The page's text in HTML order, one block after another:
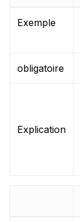
Exemple
obligatoire
Explication